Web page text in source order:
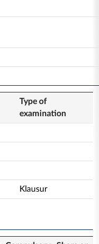
Type of
examination
Klausur